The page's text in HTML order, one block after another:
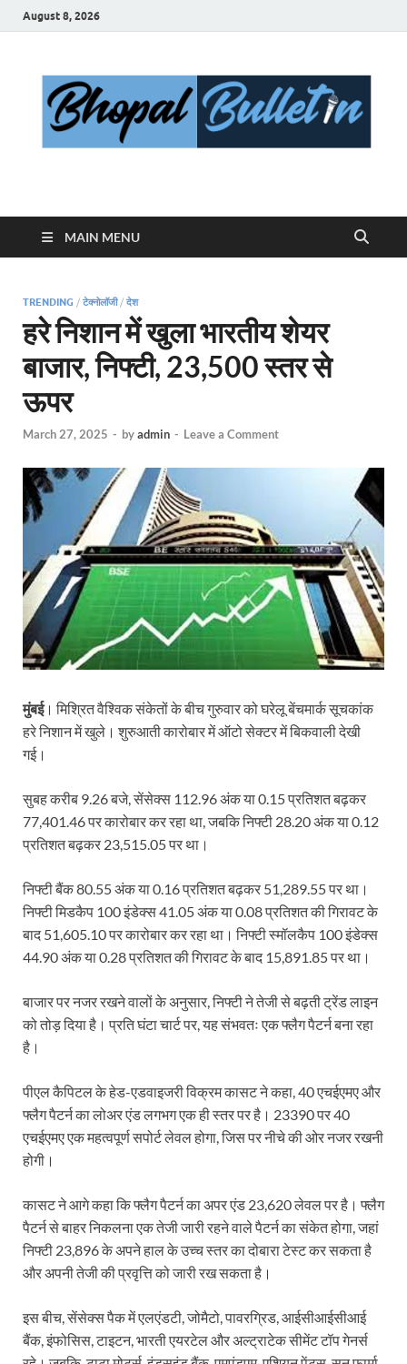
August 8, 2026
Bhopal Bulletin
MAIN MENU
TRENDING / टेक्नोलॉजी/ देश
हरे निशान में खुला भारतीय शेयर
बाजार, निफ्टी, 23,500 स्तर से
ऊपर
March 27, 2025 - byadmin - Leave a Comment
मुंबई। मिश्रित वैश्विक संकेतों के बीच गुरुवार को घरेलू बेंचमार्क सूचकांक
हरे निशान में खुले। शुरुआती कारोबार में ऑटो सेक्टर में बिकवाली देखी
गई।
सुबह करीब 9.26 बजे, सेंसेक्स 112.96 अंक या 0.15 प्रतिशत बढ़कर
77,401.46 पर कारोबार कर रहा था, जबकि निफ्टी 28.20 अंक या 0.12
प्रतिशत बढ़कर 23,515.05 पर था।
निफ्टी बैंक 80.55 अंक या 0.16 प्रतिशत बढ़कर 51,289.55 पर था।
निफ्टी मिडकैप 100 इंडेक्स 41.05 अंक या 0.08 प्रतिशत की गिरावट के
बाद 51,605.10 पर कारोबार कर रहा था। निफ्टी स्मॉलकैप 100 इंडेक्स
44.90 अंक या 0.28 प्रतिशत की गिरावट के बाद 15,891.85 पर था।
बाजार पर नजर रखने वालों के अनुसार, निफ्टी ने तेजी से बढ़ती ट्रेंड लाइन
को तोड़ दिया है। प्रति घंटा चार्ट पर, यह संभवतः एक फ्लैग पैटर्न बना रहा
है।
पीएल कैपिटल के हेड-एडवाइजरी विक्रम कासट ने कहा, 40 एचईएमए और
फ्लैग पैटर्न का लोअर एंड लगभग एक ही स्तर पर है। 23390 पर 40
एचईएमए एक महत्वपूर्ण सपोर्ट लेवल होगा, जिस पर नीचे की ओर नजर रखनी
होगी।
कासट ने आगे कहा कि फ्लैग पैटर्न का अपर एंड 23,620 लेवल पर है। फ्लैग
पैटर्न से बाहर निकलना एक तेजी जारी रहने वाले पैटर्न का संकेत होगा, जहां
निफ्टी 23,896 के अपने हाल के उच्च स्तर का दोबारा टेस्ट कर सकता है
और अपनी तेजी की प्रवृत्ति को जारी रख सकता है।
इस बीच, सेंसेक्स पैक में एलएंडटी, जोमैटो, पावरग्रिड, आईसीआईसीआई
बैंक, इंफोसिस, टाइटन, भारती एयरटेल और अल्ट्राटेक सीमेंट टॉप गेनर्स